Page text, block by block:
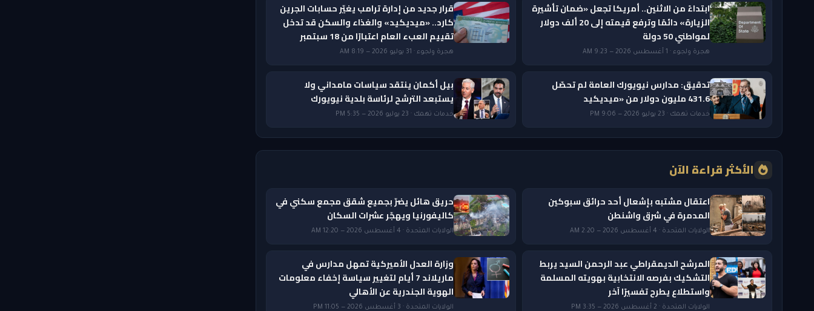
ابتداءً من الاثنين.. أمريكا تجعل «ضمان تأشيرة
الزيارة» دائمًا وترفع قيمته إلى 20 ألف دولار
لمواطني 50 دولة
هجرة ولجوء · 1 أغسطس 2026 — 9:23 AM
قرار جديد من إدارة ترامب يغيّر حسابات الجرين
كارد.. «ميديكيد» والغذاء والسكن قد تدخل
تقييم العبء العام اعتبارًا من 18 سبتمبر
هجرة ولجوء · 31 يوليو 2026 — 8:19 AM
تدقيق: مدارس نيويورك العامة لم تحصّل
431.6 مليون دولار من «ميديكيد
خدمات تهمك · 23 يوليو 2026 — 9:06 PM
بيل أكمان ينتقد سياسات مامداني ولا
يستبعد الترشح لرئاسة بلدية نيويورك
خدمات تهمك · 23 يوليو 2026 — 5:35 PM
الأكثر قراءة الآن
اعتقال مشتبه بإشعال أحد حرائق سبوكين
المدمرة في شرق واشنطن
الولايات المتحدة · 4 أغسطس 2026 — 2:20 AM
حريق هائل يضرّ بجميع شقق مجمع سكني في
كاليفورنيا ويهجّر عشرات السكان
الولايات المتحدة · 4 أغسطس 2026 — 12:20 AM
المرشح الديمقراطي عبد الرحمن السيد يربط
التشكيك بفرصه الانتخابية بهويته المسلمة
واستطلاع يطرح تفسيرًا آخر
الولايات المتحدة · 2 أغسطس 2026 — 3:35 PM
وزارة العدل الأميركية تمهل مدارس في
ماريلاند 7 أيام لتغيير سياسة إخفاء معلومات
الهوية الجندرية عن الأهالي
الولايات المتحدة · 3 أغسطس 2026 — 11:05 PM